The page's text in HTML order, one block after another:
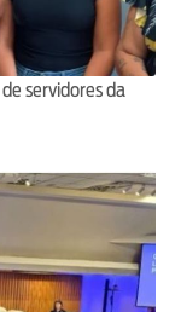
servidores da